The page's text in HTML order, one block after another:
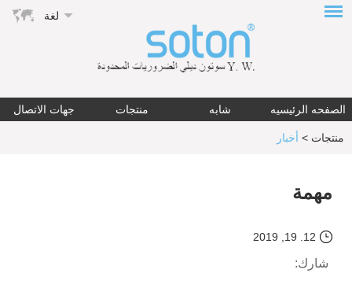
لغة
الصفحه الرئيسيه شابه منتجات جهات الاتصال
منتجات > أخبار
مهمة
12. 19, 2019
شارك: